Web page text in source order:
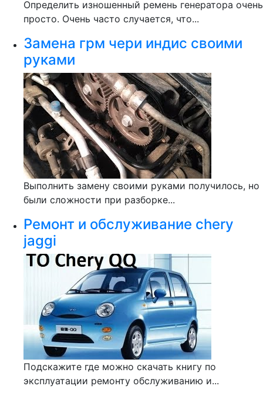
Определить изношенный ремень генератора очень
просто. Очень часто случается, что...
Замена грм чери индис своими
руками
Выполнить замену своими руками получилось, но
были сложности при разборке...
Ремонт и обслуживание chery
jaggi
Подскажите где можно скачать книгу по
эксплуатации ремонту обслуживанию и...